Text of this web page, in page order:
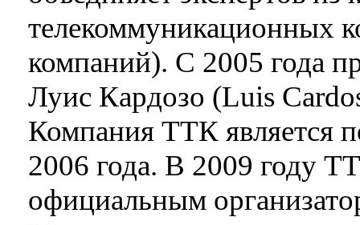
телекоммуникационных
компаний). С 2005 года
Луис Кардозо (Luis
Компания ТТК является
2006 года. В 2009 году
официальным